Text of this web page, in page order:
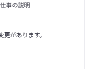
事の説明
があります。